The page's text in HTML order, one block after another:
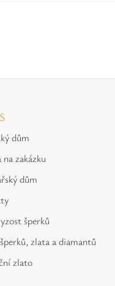
dům
zakázku
dům
šperků
zlata a diamantů
zlato